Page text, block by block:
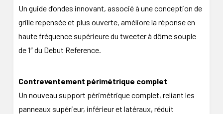
Un guide d’ondes innovant, associé à une conception de
grille repensée et plus ouverte, améliore la réponse en
haute fréquence supérieure du tweeter à dôme souple
de 1″ du Debut Reference.
Contreventement périmétrique complet
Un nouveau support périmétrique complet, reliant les
panneaux supérieur, inférieur et latéraux, réduit